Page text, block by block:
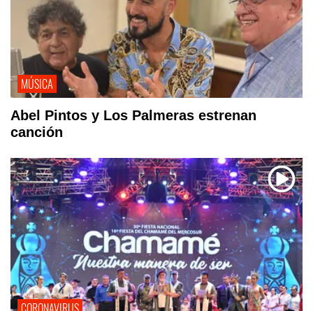
MÚSICA
Abel Pintos y Los Palmeras estrenan
canción